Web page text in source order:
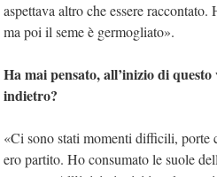
aspettava altro che essere
ma poi il seme è germogliato».
Ha mai pensato, all’inizio di
indietro?
«Ci sono stati momenti difficili, porte
ero partito. Ho consumato le suole